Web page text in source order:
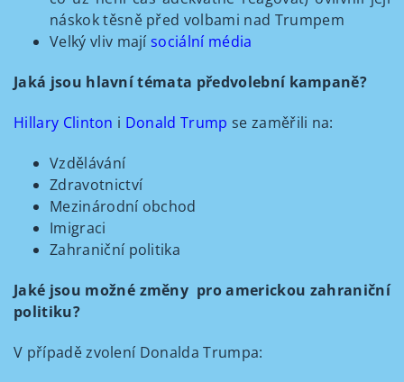
náskok těsně před volbami nad Trumpem
Velký vliv majísociální média
Jaká jsou hlavní témata předvolební kampaně?
Hillary Clinton i Donald Trump se zaměřili na:
Vzdělávání
Zdravotnictví
Mezinárodní obchod
Imigraci
Zahraniční politika
Jaké jsou možné změny pro americkou zahraniční
politiku?
V případě zvolení Donalda Trumpa: